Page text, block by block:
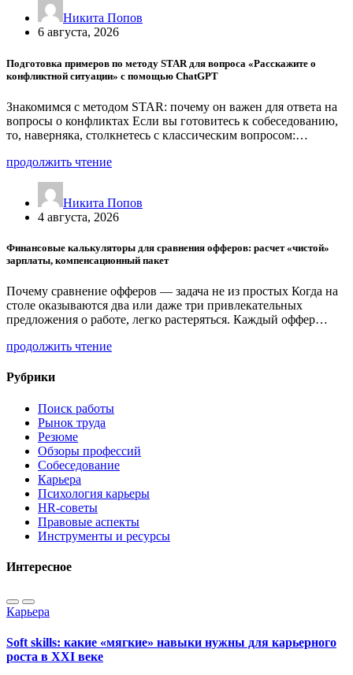
Никита Попов
6 августа, 2026
Подготовка примеров по методу STAR для вопроса «Расскажите о
конфликтной ситуации» с помощью ChatGPT
Знакомимся с методом STAR: почему он важен для ответа на
вопросы о конфликтах Если вы готовитесь к собеседованию,
то, наверняка, столкнетесь с классическим вопросом:…
продолжить чтение
Никита Попов
4 августа, 2026
Финансовые калькуляторы для сравнения офферов: расчет «чистой»
зарплаты, компенсационный пакет
Почему сравнение офферов — задача не из простых Когда на
столе оказываются два или даже три привлекательных
предложения о работе, легко растеряться. Каждый оффер…
продолжить чтение
Рубрики
Поиск работы
Рынок труда
Резюме
Обзоры профессий
Собеседование
Карьера
Психология карьеры
HR-советы
Правовые аспекты
Инструменты и ресурсы
Интересное
Карьера
Soft skills: какие «мягкие» навыки нужны для карьерного
роста в XXI веке